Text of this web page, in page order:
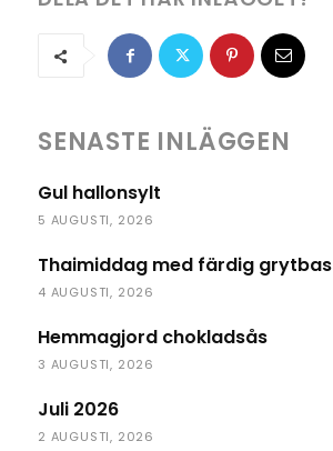
SENASTE INLÄGGEN
Gul hallonsylt
5 AUGUSTI, 2026
Thaimiddag med färdig grytbas
4 AUGUSTI, 2026
Hemmagjord chokladsås
3 AUGUSTI, 2026
Juli 2026
2 AUGUSTI, 2026